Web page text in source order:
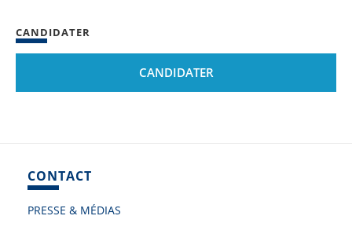
CANDIDATER
CANDIDATER
CONTACT
PRESSE & MÉDIAS